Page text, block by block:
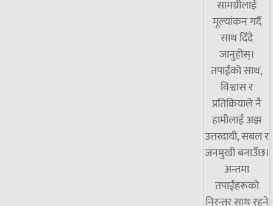
सामग्रीलाई
मूल्यांकन गर्दै
साथ दिँदै
जानुहोस्।
तपाईंको साथ,
विश्वास र
प्रतिक्रियाले नै
हामीलाई अझ
उत्तरदायी, सबल र
जनमुखी बनाउँछ।
अन्तमा
तपाईंहरूको